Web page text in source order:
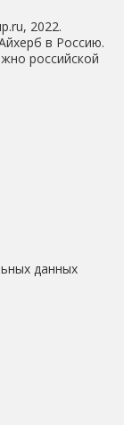
2022.
в Россию.
российской
данных